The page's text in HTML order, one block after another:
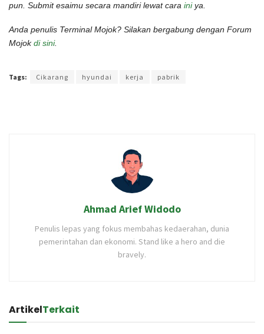
pun. Submit esaimu secara mandiri lewat cara iniya.
Anda penulis Terminal Mojok? Silakan bergabung dengan Forum
Mojokdi sini.
Tags: Cikarang hyundai kerja pabrik
Ahmad Arief Widodo
Penulis lepas yang fokus membahas kedaerahan, dunia
pemerintahan dan ekonomi. Stand like a hero and die
bravely.
ArtikelTerkait